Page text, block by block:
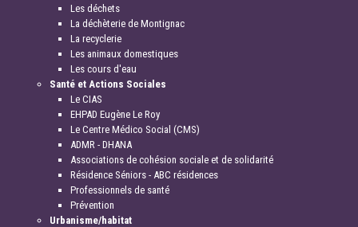
Les déchets
La déchèterie de Montignac
La recyclerie
Les animaux domestiques
Les cours d'eau
Santé et Actions Sociales
Le CIAS
EHPAD Eugène Le Roy
Le Centre Médico Social (CMS)
ADMR - DHANA
Associations de cohésion sociale et de solidarité
Résidence Séniors - ABC résidences
Professionnels de santé
Prévention
Urbanisme/habitat